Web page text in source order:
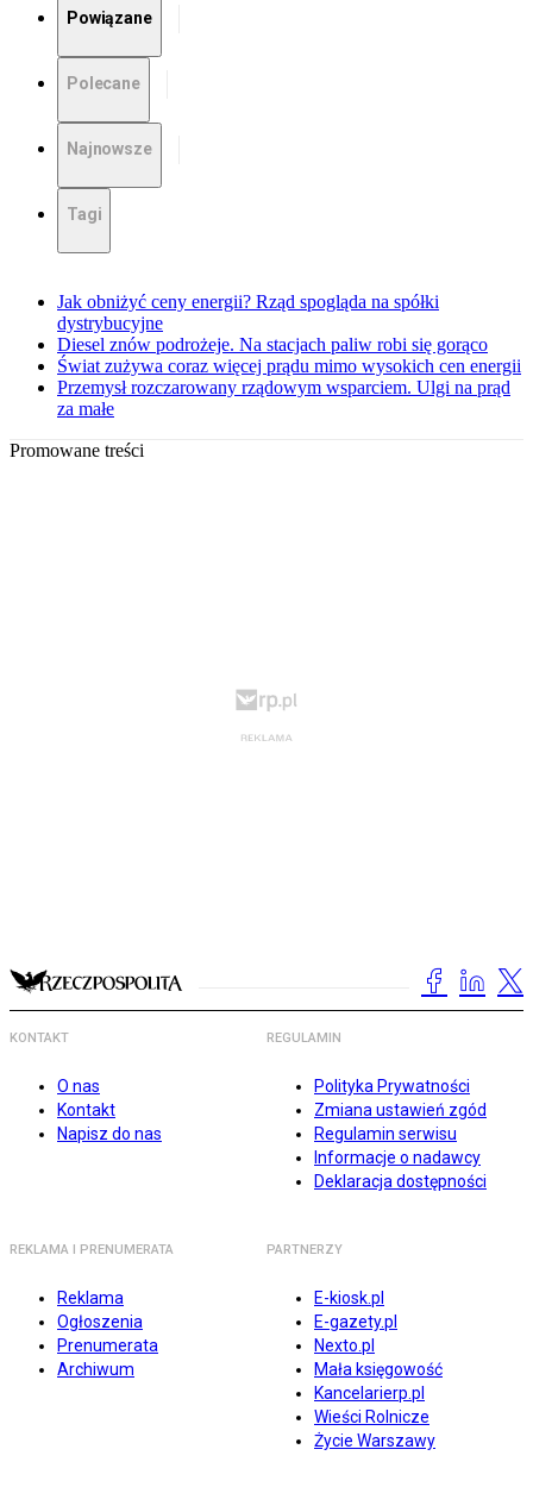
Powiązane
Polecane
Najnowsze
Tagi
Jak obniżyć ceny energii? Rząd spogląda na spółki
dystrybucyjne
Diesel znów podrożeje. Na stacjach paliw robi się gorąco
Świat zużywa coraz więcej prądu mimo wysokich cen energii
Przemysł rozczarowany rządowym wsparciem. Ulgi na prąd
za małe
Promowane treści
KONTAKT
O nas
Kontakt
Napisz do nas
REGULAMIN
Polityka Prywatności
Zmiana ustawień zgód
Regulamin serwisu
Informacje o nadawcy
Deklaracja dostępności
REKLAMA I PRENUMERATA
Reklama
Ogłoszenia
Prenumerata
Archiwum
PARTNERZY
E-kiosk.pl
E-gazety.pl
Nexto.pl
Mała księgowość
Kancelarierp.pl
Wieści Rolnicze
Życie Warszawy